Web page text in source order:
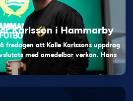
Karlsson i Hammarby
fredagen att Kalle Karlssons uppdrag
med omedelbar verkan. Hans